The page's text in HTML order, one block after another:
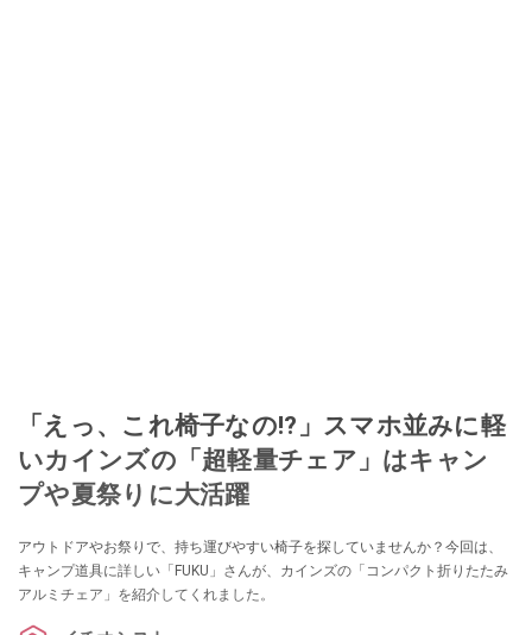
「えっ、これ椅子なの!?」スマホ並みに軽
いカインズの「超軽量チェア」はキャン
プや夏祭りに大活躍
アウトドアやお祭りで、持ち運びやすい椅子を探していませんか？今回は、
キャンプ道具に詳しい「FUKU」さんが、カインズの「コンパクト折りたたみ
アルミチェア」を紹介してくれました。